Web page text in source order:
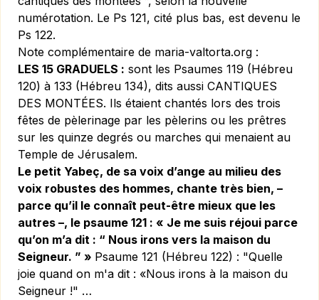
numérotation. Le Ps 121, cité plus bas, est devenu le
Ps 122.
Note complémentaire de maria-valtorta.org :
LES 15 GRADUELS : sont les Psaumes 119 (Hébreu
120) à 133 (Hébreu 134), dits aussi CANTIQUES
DES MONTÉES. Ils étaient chantés lors des trois
fêtes de pèlerinage par les pèlerins ou les prêtres
sur les quinze degrés ou marches qui menaient au
Temple de Jérusalem.
Le petit Yabeç, de sa voix d’ange au milieu des
voix robustes des hommes, chante très bien, –
parce qu’il le connaît peut-être mieux que les
autres –, le psaume 121 : « Je me suis réjoui parce
qu’on m’a dit : “ Nous irons vers la maison du
Seigneur. ” » Psaume 121 (Hébreu 122) : "Quelle
joie quand on m'a dit : «Nous irons à la maison du
Seigneur !" …